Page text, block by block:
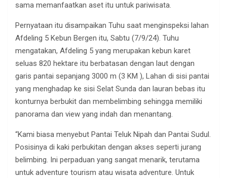
sama memanfaatkan aset itu untuk pariwisata.
Pernyataan itu disampaikan Tuhu saat menginspeksi lahan
Afdeling 5 Kebun Bergen itu, Sabtu (7/9/24). Tuhu
mengatakan, Afdeling 5 yang merupakan kebun karet
seluas 820 hektare itu berbatasan dengan laut dengan
garis pantai sepanjang 3000 m (3 KM ), Lahan di sisi pantai
yang menghadap ke sisi Selat Sunda dan lauran bebas itu
konturnya berbukit dan membelimbing sehingga memiliki
panorama dan view yang indah dan menantang.
“Kami biasa menyebut Pantai Teluk Nipah dan Pantai Sudul.
Posisinya di kaki perbukitan dengan akses seperti jurang
belimbing. Ini perpaduan yang sangat menarik, terutama
untuk adventure tourism atau wisata adventure. Untuk